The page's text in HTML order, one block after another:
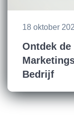
18 oktober
Ontdek de
Bedrijf